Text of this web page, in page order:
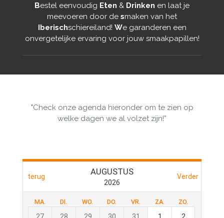
Bestel eenvoudig Eten & Drinken en laat je
meevoeren door de smaken van het
Iberischschiereiland! We garanderen een
onvergetelijke ervaring voor jouw smaakpapillen!
"Check onze agenda hieronder om te zien op
welke dagen we al volzet zijn!”